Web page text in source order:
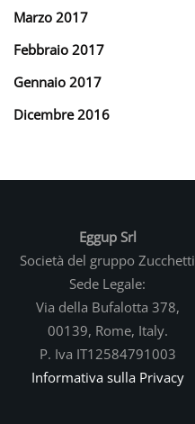
Marzo 2017
Febbraio 2017
Gennaio 2017
Dicembre 2016
Eggup Srl
Società del gruppo Zucchetti
Sede Legale:
Via della Bufalotta 378,
00139, Rome, Italy.
P. Iva IT12584791003
Informativa sulla Privacy